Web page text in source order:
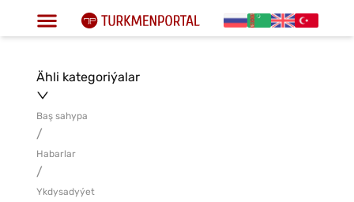
Ähli kategoriýalar
Baş sahypa
/
Habarlar
/
Ykdysadyýet